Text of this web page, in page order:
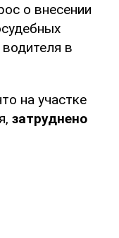
о внесении
в
на участке
затруднено